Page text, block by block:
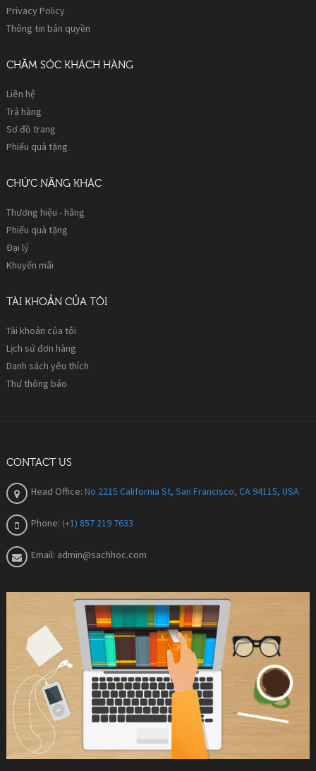
Privacy Policy
Thông tin bản quyền
CHĂM SÓC KHÁCH HÀNG
Liên hệ
Trả hàng
Sơ đồ trang
Phiếu quà tặng
CHỨC NĂNG KHÁC
Thương hiệu - hãng
Phiếu quà tặng
Đại lý
Khuyến mãi
TÀI KHOẢN CỦA TÔI
Tài khoản của tôi
Lịch sử đơn hàng
Danh sách yêu thích
Thư thông báo
CONTACT US
Head Office: No 2215 California St, San Francisco, CA 94115, USA
Phone: (+1) 857 219 7633
Email: admin@sachhoc.com